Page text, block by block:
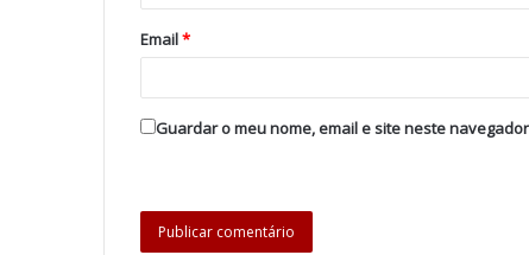
Email*
Guardar o meu nome, email e site neste